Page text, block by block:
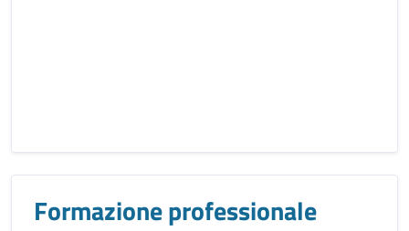
Formazione professionale